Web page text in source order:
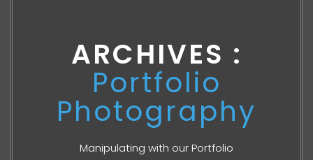
ARCHIVES :
Portfolio
Photography
Manipulating with our Portfolio